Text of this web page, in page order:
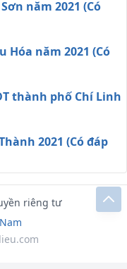
năm 2021 (Có
Hóa năm 2021 (Có
thành phố Chí Linh
2021 (Có đáp
riêng tư